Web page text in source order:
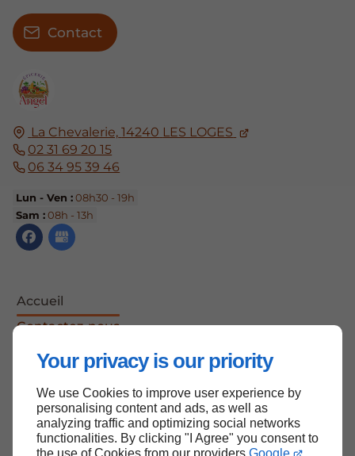
Your privacy is our priority
We use Cookies to improve user experience by
personalising content and ads, as well as
analyzing traffic and optimizing social networks
functionalities. By clicking "I Agree" you consent to
the use of Cookies from our providers Google
La Chevalerie, 14240 LES LOGES
02 31 69 20 15
06 34 95 39 46
Lun - Ven :08h30 - 19h
Sam :08h - 13h
Accueil
Contactez-nous
Mentions légales
Contact
Haut de page